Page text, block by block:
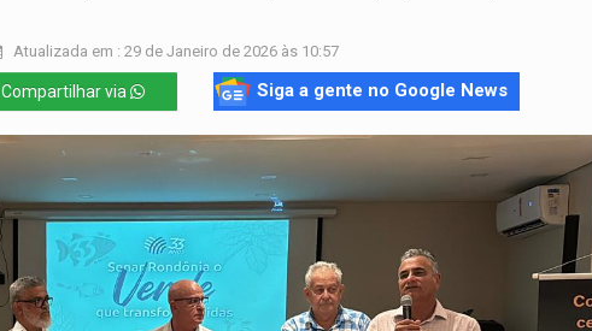
Atualizada em : 29 de Janeiro de 2026 às 10:57
Compartilhar via Siga a gente no Google News